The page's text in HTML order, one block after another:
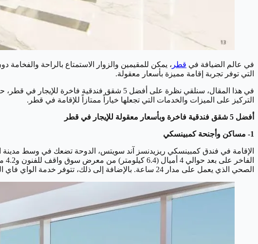
في عالم الضيافة في قطر ، يمكن للمقيمين والزوار الاستمتاع بالراحة
التي توفر تجربة إقامة مميزة بأسعار معقولة.
في هذا المقال، سنلقي نظرة على أفضل 5 شقق
التركيز على الميزات والخدمات التي تجعلها خياراً ممتازاً للإقامة في قطر.
أفضل 5 شقق فندقية فاخرة وبأسعار معقولة للإيجار في قطر
1- مساكن وأجنحة كمبينسكي
الصحي الذي يعمل على مدار 24 ساعة. بالإضافة إلى ذلك، تتوفر خدمة الواي فاي المجانية وخدمات الكونسيرج المفيدة ومجالسة الأطفال إذا كنت في حاجة إليها.